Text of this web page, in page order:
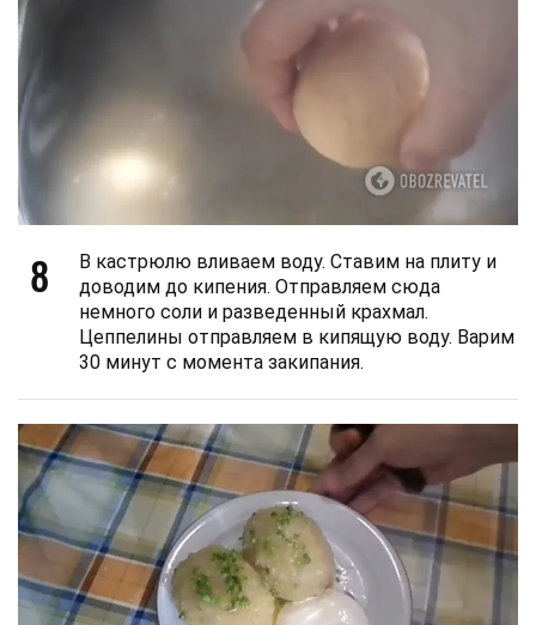
8
В кастрюлю вливаем воду. Ставим на плиту и
доводим до кипения. Отправляем сюда
немного соли и разведенный крахмал.
Цеппелины отправляем в кипящую воду. Варим
30 минут с момента закипания.